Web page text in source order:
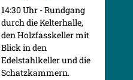
14:30 Uhr - Rundgang
durch die Kelterhalle,
den Holzfasskeller mit
Blick in den
Edelstahlkeller und die
Schatzkammern.